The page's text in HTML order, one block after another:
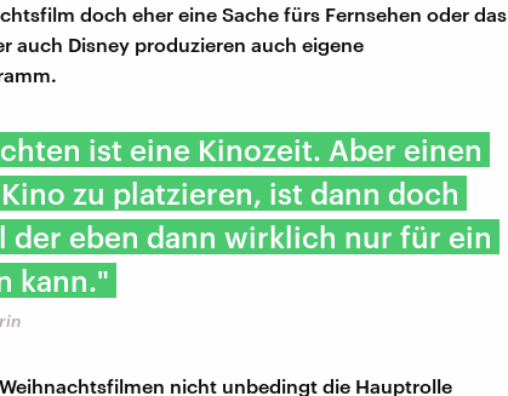
doch eher eine Sache fürs Fernsehen oder das
auch Disney produzieren auch eigene
ist eine Kinozeit. Aber einen
zu platzieren, ist dann doch
eben dann wirklich nur für ein
kann."
nicht unbedingt die Hauptrolle